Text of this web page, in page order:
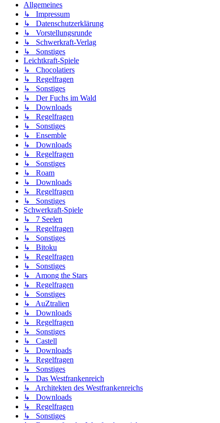
Allgemeines
↳ Impressum
↳ Datenschutzerklärung
↳ Vorstellungsrunde
↳ Schwerkraft-Verlag
↳ Sonstiges
Leichtkraft-Spiele
↳ Chocolatiers
↳ Regelfragen
↳ Sonstiges
↳ Der Fuchs im Wald
↳ Downloads
↳ Regelfragen
↳ Sonstiges
↳ Ensemble
↳ Downloads
↳ Regelfragen
↳ Sonstiges
↳ Roam
↳ Downloads
↳ Regelfragen
↳ Sonstiges
Schwerkraft-Spiele
↳ 7 Seelen
↳ Regelfragen
↳ Sonstiges
↳ Bitoku
↳ Regelfragen
↳ Sonstiges
↳ Among the Stars
↳ Regelfragen
↳ Sonstiges
↳ AuZtralien
↳ Downloads
↳ Regelfragen
↳ Sonstiges
↳ Castell
↳ Downloads
↳ Regelfragen
↳ Sonstiges
↳ Das Westfrankenreich
↳ Architekten des Westfrankenreichs
↳ Downloads
↳ Regelfragen
↳ Sonstiges